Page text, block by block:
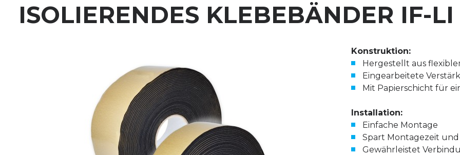
ISOLIERENDES KLEBEBÄNDER IF-LI
Konstruktion:
Hergestellt aus
Eingearbeitete
Mit Papierschicht für
Installation:
Einfache Montage
Spart Montagezeit
Gewährleistet